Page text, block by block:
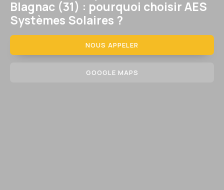
Blagnac (31) : pourquoi choisir AES
Systèmes Solaires ?
NOUS APPELER
GOOGLE MAPS